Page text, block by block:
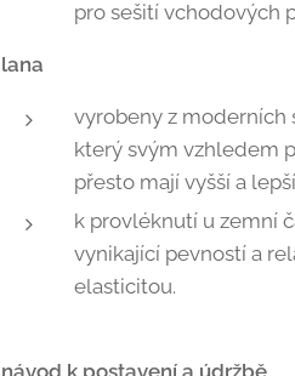
pro sešití vchodových
lana
vyrobeny z moderních
který svým vzhledem
přesto mají vyšší a
k provléknutí u zemní
vynikající pevností a
elasticitou.
návod k postavení a údržbě